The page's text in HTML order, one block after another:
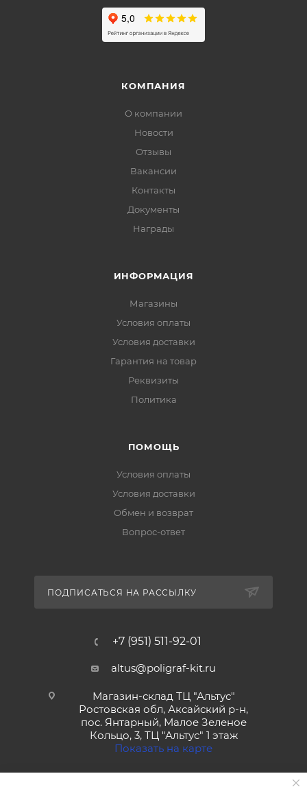
КОМПАНИЯ
О компании
Новости
Отзывы
Вакансии
Контакты
Документы
Награды
ИНФОРМАЦИЯ
Магазины
Условия оплаты
Условия доставки
Гарантия на товар
Реквизиты
Политика
ПОМОЩЬ
Условия оплаты
Условия доставки
Обмен и возврат
Вопрос-ответ
ПОДПИСАТЬСЯ НА РАССЫЛКУ
+7 (951) 511-92-01
altus@poligraf-kit.ru
Магазин-склад ТЦ "Альтус"
Ростовская обл, Аксайский р-н,
пос. Янтарный, Малое Зеленое
Кольцо, 3, ТЦ "Альтус" 1 этаж
Показать на карте